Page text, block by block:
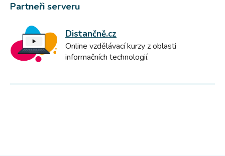
Partneři serveru
Distančně.cz
Online vzdělávací kurzy z oblasti
informačních technologií.